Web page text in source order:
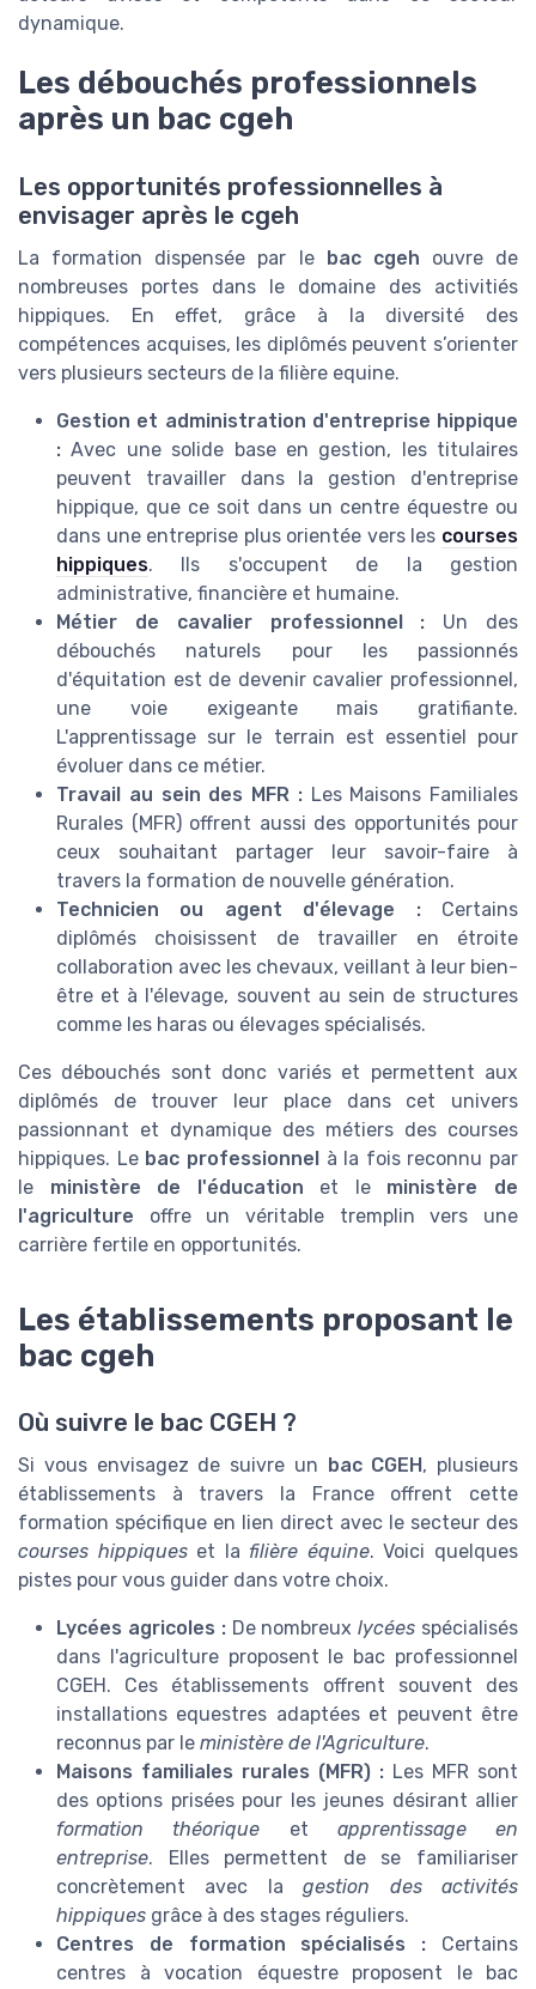
dynamique.
Les débouchés professionnels
après un bac cgeh
Les opportunités professionnelles à
envisager après le cgeh
La formation dispensée par le bac cgeh ouvre de
nombreuses portes dans le domaine des activitiés
hippiques. En effet, grâce à la diversité des
compétences acquises, les diplômés peuvent s’orienter
vers plusieurs secteurs de la filière equine.
Gestion et administration d'entreprise hippique
: Avec une solide base en gestion, les titulaires
peuvent travailler dans la gestion d'entreprise
hippique, que ce soit dans un centre équestre ou
dans une entreprise plus orientée vers les courses
hippiques. Ils s'occupent de la gestion
administrative, financière et humaine.
Métier de cavalier professionnel : Un des
débouchés naturels pour les passionnés
d'équitation est de devenir cavalier professionnel,
une voie exigeante mais gratifiante.
L'apprentissage sur le terrain est essentiel pour
évoluer dans ce métier.
Travail au sein des MFR :Les Maisons Familiales
Rurales (MFR) offrent aussi des opportunités pour
ceux souhaitant partager leur savoir-faire à
travers la formation de nouvelle génération.
Technicien ou agent d'élevage :Certains
diplômés choisissent de travailler en étroite
collaboration avec les chevaux, veillant à leur bien-
être et à l'élevage, souvent au sein de structures
comme les haras ou élevages spécialisés.
Ces débouchés sont donc variés et permettent aux
diplômés de trouver leur place dans cet univers
passionnant et dynamique des métiers des courses
hippiques. Le bac professionnelà la fois reconnu par
le ministère de l'éducation et le ministère de
l'agriculture offre un véritable tremplin vers une
carrière fertile en opportunités.
Les établissements proposant le
bac cgeh
Où suivre le bac CGEH ?
Si vous envisagez de suivre un bac CGEH , plusieurs
établissements à travers la France offrent cette
formation spécifique en lien direct avec le secteur des
courses hippiqueset la filière équine. Voici quelques
pistes pour vous guider dans votre choix.
Lycées agricoles :De nombreuxlycées spécialisés
dans l'agriculture proposent le bac professionnel
CGEH. Ces établissements offrent souvent des
installations equestres adaptées et peuvent être
reconnus par le ministère de l'Agriculture.
Maisons familiales rurales (MFR) : Les MFR sont
des options prisées pour les jeunes désirant allier
formation théorique et apprentissage en
entreprise. Elles permettent de se familiariser
concrètement avec lagestion des activités
hippiques grâce à des stages réguliers.
Centres de formation spécialisés : Certains
centres à vocation équestre proposent le bac